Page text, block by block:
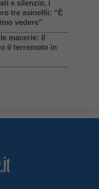
e silenzio, i
tre asinellii: “È
vedere”
macerie: il
il terremoto in